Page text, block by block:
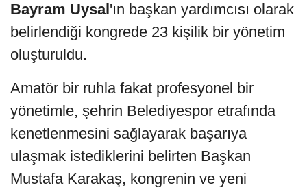
Bayram Uysal'ın başkan yardımcısı olarak
belirlendiği kongrede 23 kişilik bir yönetim
oluşturuldu.
Amatör bir ruhla fakat profesyonel bir
yönetimle, şehrin Belediyespor etrafında
kenetlenmesini sağlayarak başarıya
ulaşmak istediklerini belirten Başkan
Mustafa Karakaş, kongrenin ve yeni